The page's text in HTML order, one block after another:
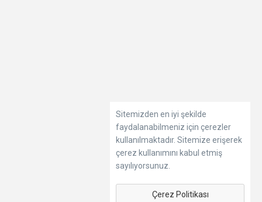
Sitemizden en iyi şekilde
faydalanabilmeniz için çerezler
kullanılmaktadır. Sitemize erişerek
çerez kullanımını kabul etmiş
sayılıyorsunuz.
Çerez Politikası